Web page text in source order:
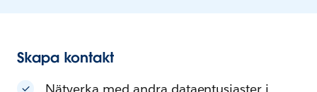
Skapa kontakt
Nätverka med andra dataentusiaster i